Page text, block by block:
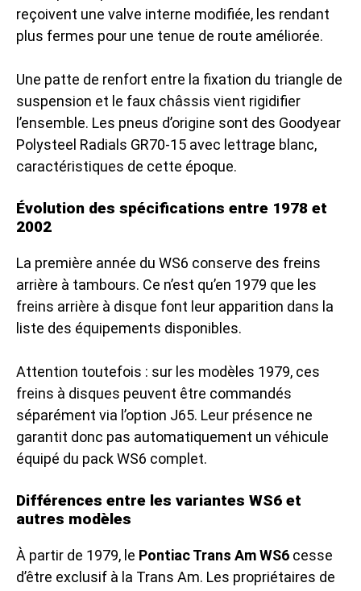
reçoivent une valve interne modifiée, les rendant
plus fermes pour une tenue de route améliorée.
Une patte de renfort entre la fixation du triangle de
suspension et le faux châssis vient rigidifier
l’ensemble. Les pneus d’origine sont des Goodyear
Polysteel Radials GR70-15 avec lettrage blanc,
caractéristiques de cette époque.
Évolution des spécifications entre 1978 et
2002
La première année du WS6 conserve des freins
arrière à tambours. Ce n’est qu’en 1979 que les
freins arrière à disque font leur apparition dans la
liste des équipements disponibles.
Attention toutefois : sur les modèles 1979, ces
freins à disques peuvent être commandés
séparément via l’option J65. Leur présence ne
garantit donc pas automatiquement un véhicule
équipé du pack WS6 complet.
Différences entre les variantes WS6 et
autres modèles
À partir de 1979, le Pontiac Trans Am WS6 cesse
d’être exclusif à la Trans Am. Les propriétaires de